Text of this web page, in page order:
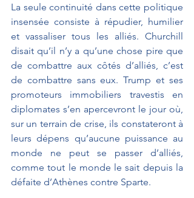
La seule continuité dans cette politique
insensée consiste à répudier, humilier
et vassaliser tous les alliés. Churchill
disait qu’il n’y a qu’une chose pire que
de combattre aux côtés d’alliés, c’est
de combattre sans eux. Trump et ses
promoteurs immobiliers travestis en
diplomates s’en apercevront le jour où,
sur un terrain de crise, ils constateront à
leurs dépens qu’aucune puissance au
monde ne peut se passer d’alliés,
comme tout le monde le sait depuis la
défaite d’Athènes contre Sparte.